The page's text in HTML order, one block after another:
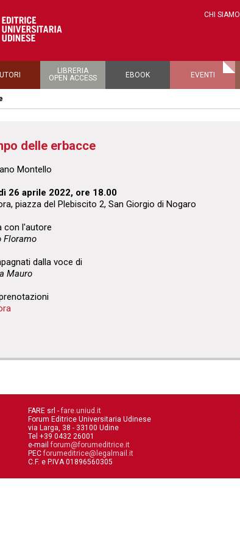
CHI SIAMO
LIBRERIA
OPEN ACCESS
EBOOK EVENTI
delle erbacce
Montello
26 aprile 2022, ore 18.00
piazza del Plebiscito 2, San Giorgio di Nogaro
con l'autore
Floramo
dalla voce di
Mauro
zioni
FARE srl - fare.uniud.it
Forum Editrice Universitaria Udinese
via Larga, 38 - 33100 Udine
Tel +39 0432 26001
e-mail forum@forumeditrice.it
PEC forumeditrice@legalmail.it
C.F. e P.IVA 01896560305